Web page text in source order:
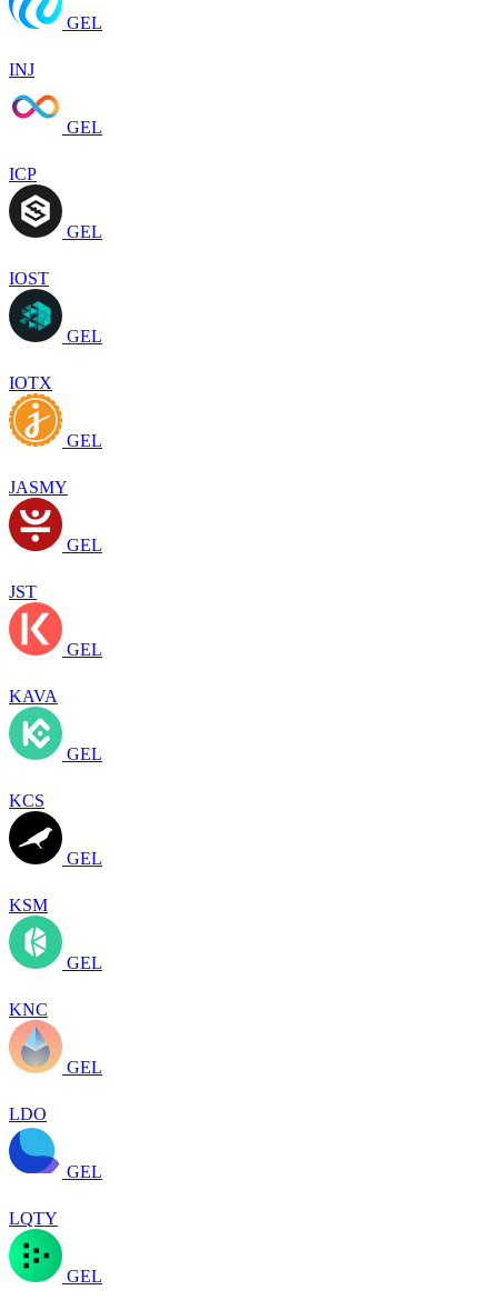
GEL
INJ
GEL
ICP
GEL
IOST
GEL
IOTX
GEL
JASMY
GEL
JST
GEL
KAVA
GEL
KCS
GEL
KSM
GEL
KNC
GEL
LDO
GEL
LQTY
GEL